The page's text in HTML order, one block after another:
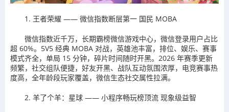
1. 王者荣耀 —— 微信指数断层第一 国民 MOBA
微信指数近千万，长期霸榜微信游戏中心，微信登录用户占比
超 60%。5V5 经典 MOBA 对战，英雄池丰富，排位、娱乐、赛事
模式齐全，单局 15 分钟，碎片时间随时开黑。2026 年赛季更新
频繁，社交组队便捷，好友开黑、战队互动氛围浓厚，电竞赛事热
度高，全年龄段玩家覆盖，微信生态社交属性拉满。
2. 羊了个羊：星球 —— 小程序畅玩榜顶流 现象级益智